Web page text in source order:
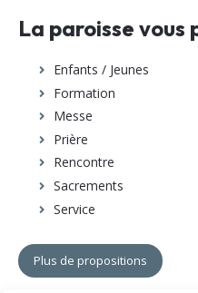
La paroisse vous
Enfants / Jeunes
Formation
Messe
Prière
Rencontre
Sacrements
Service
Plus de propositions